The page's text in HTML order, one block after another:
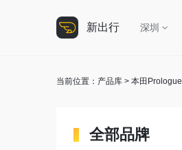
新出行 深圳
当前位置： 产品库 > 本田Prologue
全部品牌